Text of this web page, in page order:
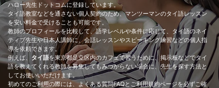
ハロー先生ドットコムに登録しています。
タイ語教室などを通さない個人契約のため、マンツーマンのタイ語レッスン
を安い料金で受けることも可能です。
教師のプロフィールを比較して、語学レベルや条件に応じて、タイ語のネイ
ティブ先生や日本人講師に、会話レッスンやスピーキング練習などの個人指
導を依頼できます。
例えば、 タイ語を東京都足立区内のカフェで習うために、掲示板などでタイ
語を教えてくれる教師を募集してもみつからない場合に、先生を探す方法と
してお使いいただけます。
初めてのご利用の際には、よくある質問FAQと ご利用規約ページを必ずご確